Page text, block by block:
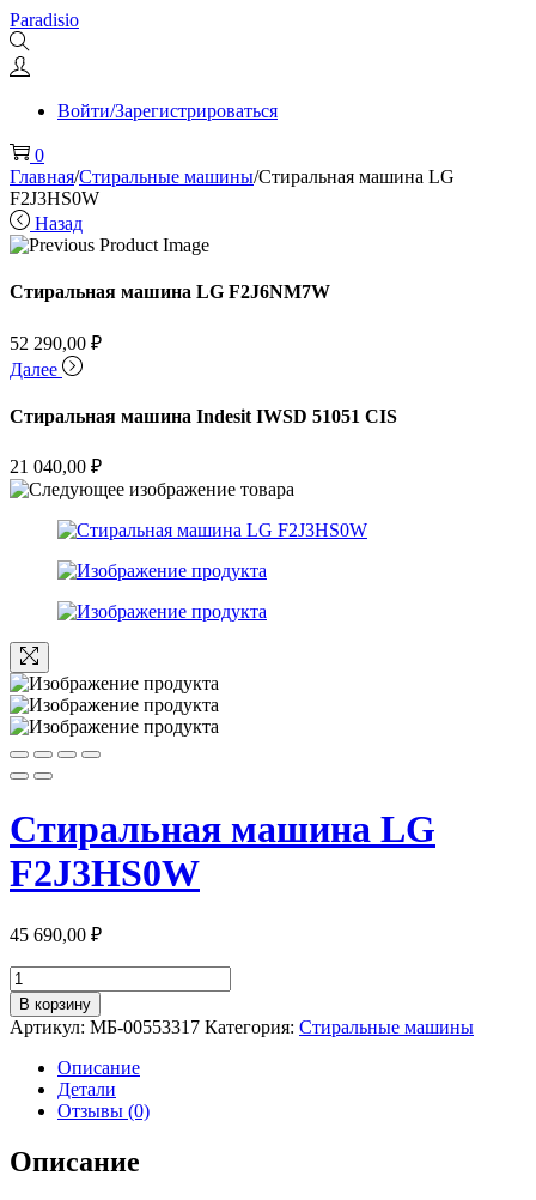
Перейти
к
навигации
Перейти
к
содержимому
Paradisio
Войти/Зарегистрироваться
0
Главная/Стиральные машины/Стиральная машина LG
F2J3HS0W
Назад
Стиральная машина LG F2J6NM7W
52 290,00 ₽
Далее
Стиральная машина Indesit IWSD 51051 CIS
21 040,00 ₽
Стиральная машина LG
F2J3HS0W
45 690,00 ₽
Количество
товара
Стиральная
машина
F2J3HS0W
В корзину
Артикул: МБ-00553317 Категория: Стиральные машины
Описание
Детали
Отзывы (0)
Описание